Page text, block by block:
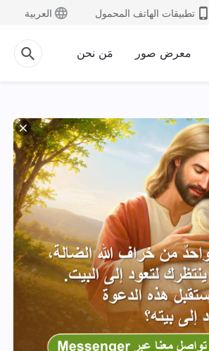
تطبيقات الهاتف المحمول العربية
معرض صور مَن نحن